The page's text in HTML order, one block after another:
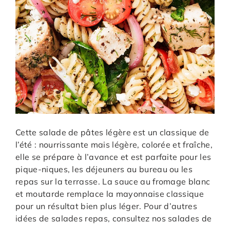
Cette salade de pâtes légère est un classique de
l’été : nourrissante mais légère, colorée et fraîche,
elle se prépare à l’avance et est parfaite pour les
pique-niques, les déjeuners au bureau ou les
repas sur la terrasse. La sauce au fromage blanc
et moutarde remplace la mayonnaise classique
pour un résultat bien plus léger. Pour d’autres
idées de salades repas, consultez nos salades de